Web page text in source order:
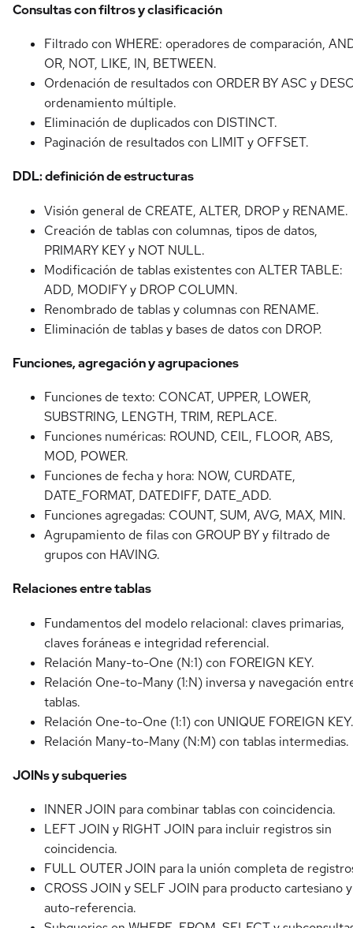
Consultas con filtros y clasificación
Filtrado con WHERE: operadores de comparación,
OR, NOT, LIKE, IN, BETWEEN.
Ordenación de resultados con ORDER BY ASC y
ordenamiento múltiple.
Eliminación de duplicados con DISTINCT.
Paginación de resultados con LIMIT y OFFSET.
DDL: definición de estructuras
Visión general de CREATE, ALTER, DROP y RENAME.
Creación de tablas con columnas, tipos de datos,
PRIMARY KEY y NOT NULL.
Modificación de tablas existentes con ALTER TABLE:
ADD, MODIFY y DROP COLUMN.
Renombrado de tablas y columnas con RENAME.
Eliminación de tablas y bases de datos con DROP.
Funciones, agregación y agrupaciones
Funciones de texto: CONCAT, UPPER, LOWER,
SUBSTRING, LENGTH, TRIM, REPLACE.
Funciones numéricas: ROUND, CEIL, FLOOR, ABS,
MOD, POWER.
Funciones de fecha y hora: NOW, CURDATE,
DATE_FORMAT, DATEDIFF, DATE_ADD.
Funciones agregadas: COUNT, SUM, AVG, MAX, MIN.
Agrupamiento de filas con GROUP BY y filtrado de
grupos con HAVING.
Relaciones entre tablas
Fundamentos del modelo relacional: claves primarias,
claves foráneas e integridad referencial.
Relación Many-to-One (N:1) con FOREIGN KEY.
Relación One-to-Many (1:N) inversa y navegación
tablas.
Relación One-to-One (1:1) con UNIQUE FOREIGN KEY.
Relación Many-to-Many (N:M) con tablas intermedias.
JOINs y subqueries
INNER JOIN para combinar tablas con coincidencia.
LEFT JOIN y RIGHT JOIN para incluir registros sin
coincidencia.
FULL OUTER JOIN para la unión completa de
CROSS JOIN y SELF JOIN para producto cartesiano y
auto-referencia.